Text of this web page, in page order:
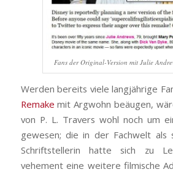
Fans der Original-Version mit Julie
Werden bereits viele langjährige
Remake mit Argwohn beäugen,
von P. L. Travers wohl noch um
gewesen; die in der Fachwelt als
Schriftstellerin hatte sich zu
vehement eine weitere filmische